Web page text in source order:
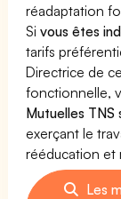
réadaptation
Sivous êtes
tarifs
Directrice de
fonctionnelle,
Mutuelles TNS
exerçant le
rééducation et
Les